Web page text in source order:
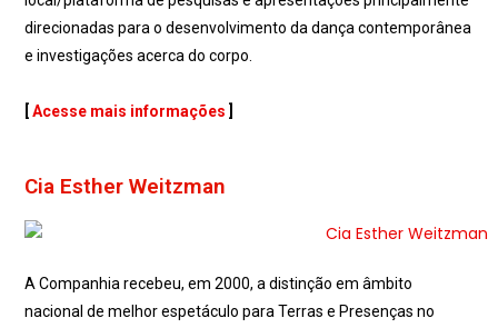
direcionadas para o desenvolvimento da dança contemporânea
e investigações acerca do corpo.
Acesse mais informações
Cia Esther Weitzman
A Companhia recebeu, em 2000, a distinção em âmbito
nacional de melhor espetáculo para Terras e Presenças no